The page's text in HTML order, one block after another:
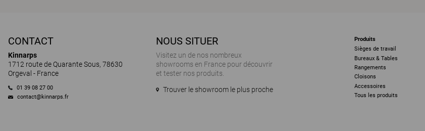
CONTACT
Kinnarps
1712 route de Quarante Sous, 78630
Orgeval - France
01 39 08 27 00
contact@kinnarps.fr
NOUS SITUER
Visitez un de nos nombreux
showrooms en France pour découvrir
et tester nos produits.
Trouver le showroom le plus proche
Produits
Sièges de travail
Bureaux & Tables
Rangements
Cloisons
Accessoires
Tous les produits